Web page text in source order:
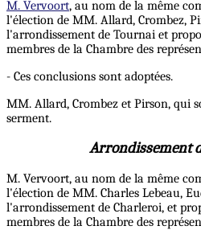
M. Vervoort, au nom de la même
l'élection de MM. Allard, Crombez,
l'arrondissement de Tournai et
membres de la Chambre des
- Ces conclusions sont adoptées.
MM. Allard, Crombez et Pirson, qui
serment.
Arrondissement
M. Vervoort, au nom de la même
l'élection de MM. Charles Lebeau,
l'arrondissement de Charleroi, et
membres de la Chambre des